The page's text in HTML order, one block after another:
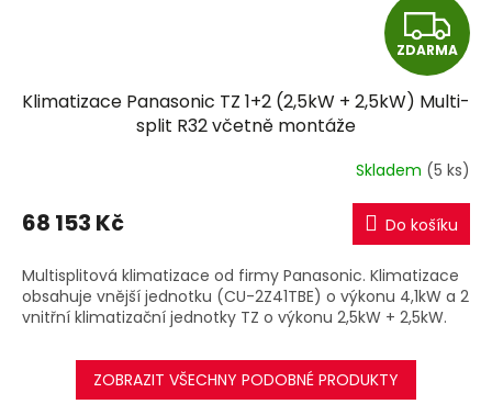
Z
D
A
R
M
A
ZDARMA
Klimatizace Panasonic TZ 1+2 (2,5kW + 2,5kW) Multi-
split R32 včetně montáže
Skladem (5 ks)
68 153 Kč Do košíku
Multisplitová klimatizace od firmy Panasonic. Klimatizace
obsahuje vnější jednotku (CU-2Z41TBE) o výkonu 4,1kW a 2
vnitřní klimatizační jednotky TZ o výkonu 2,5kW + 2,5kW.
ZOBRAZIT VŠECHNY PODOBNÉ PRODUKTY